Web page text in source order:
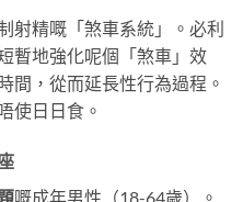
射精嘅「煞車系統」。必利
暫地強化呢個「煞車」效
間，從而延長性行為過程。
使日日食。
嘅成年男性（18-64歲）。